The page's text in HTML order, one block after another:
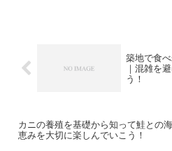
築地で食
｜混雑を
う！
カニの養殖を基礎から知って鮭との
恵みを大切に楽しんでいこう！